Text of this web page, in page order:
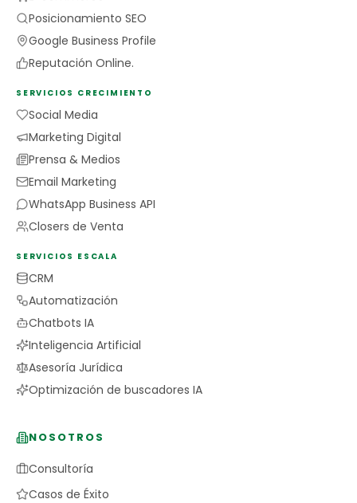
Posicionamiento SEO
Google Business Profile
Reputación Online.
SERVICIOS CRECIMIENTO
Social Media
Marketing Digital
Prensa & Medios
Email Marketing
WhatsApp Business API
Closers de Venta
SERVICIOS ESCALA
CRM
Automatización
Chatbots IA
Inteligencia Artificial
Asesoría Jurídica
Optimización de buscadores IA
NOSOTROS
Consultoría
Casos de Éxito